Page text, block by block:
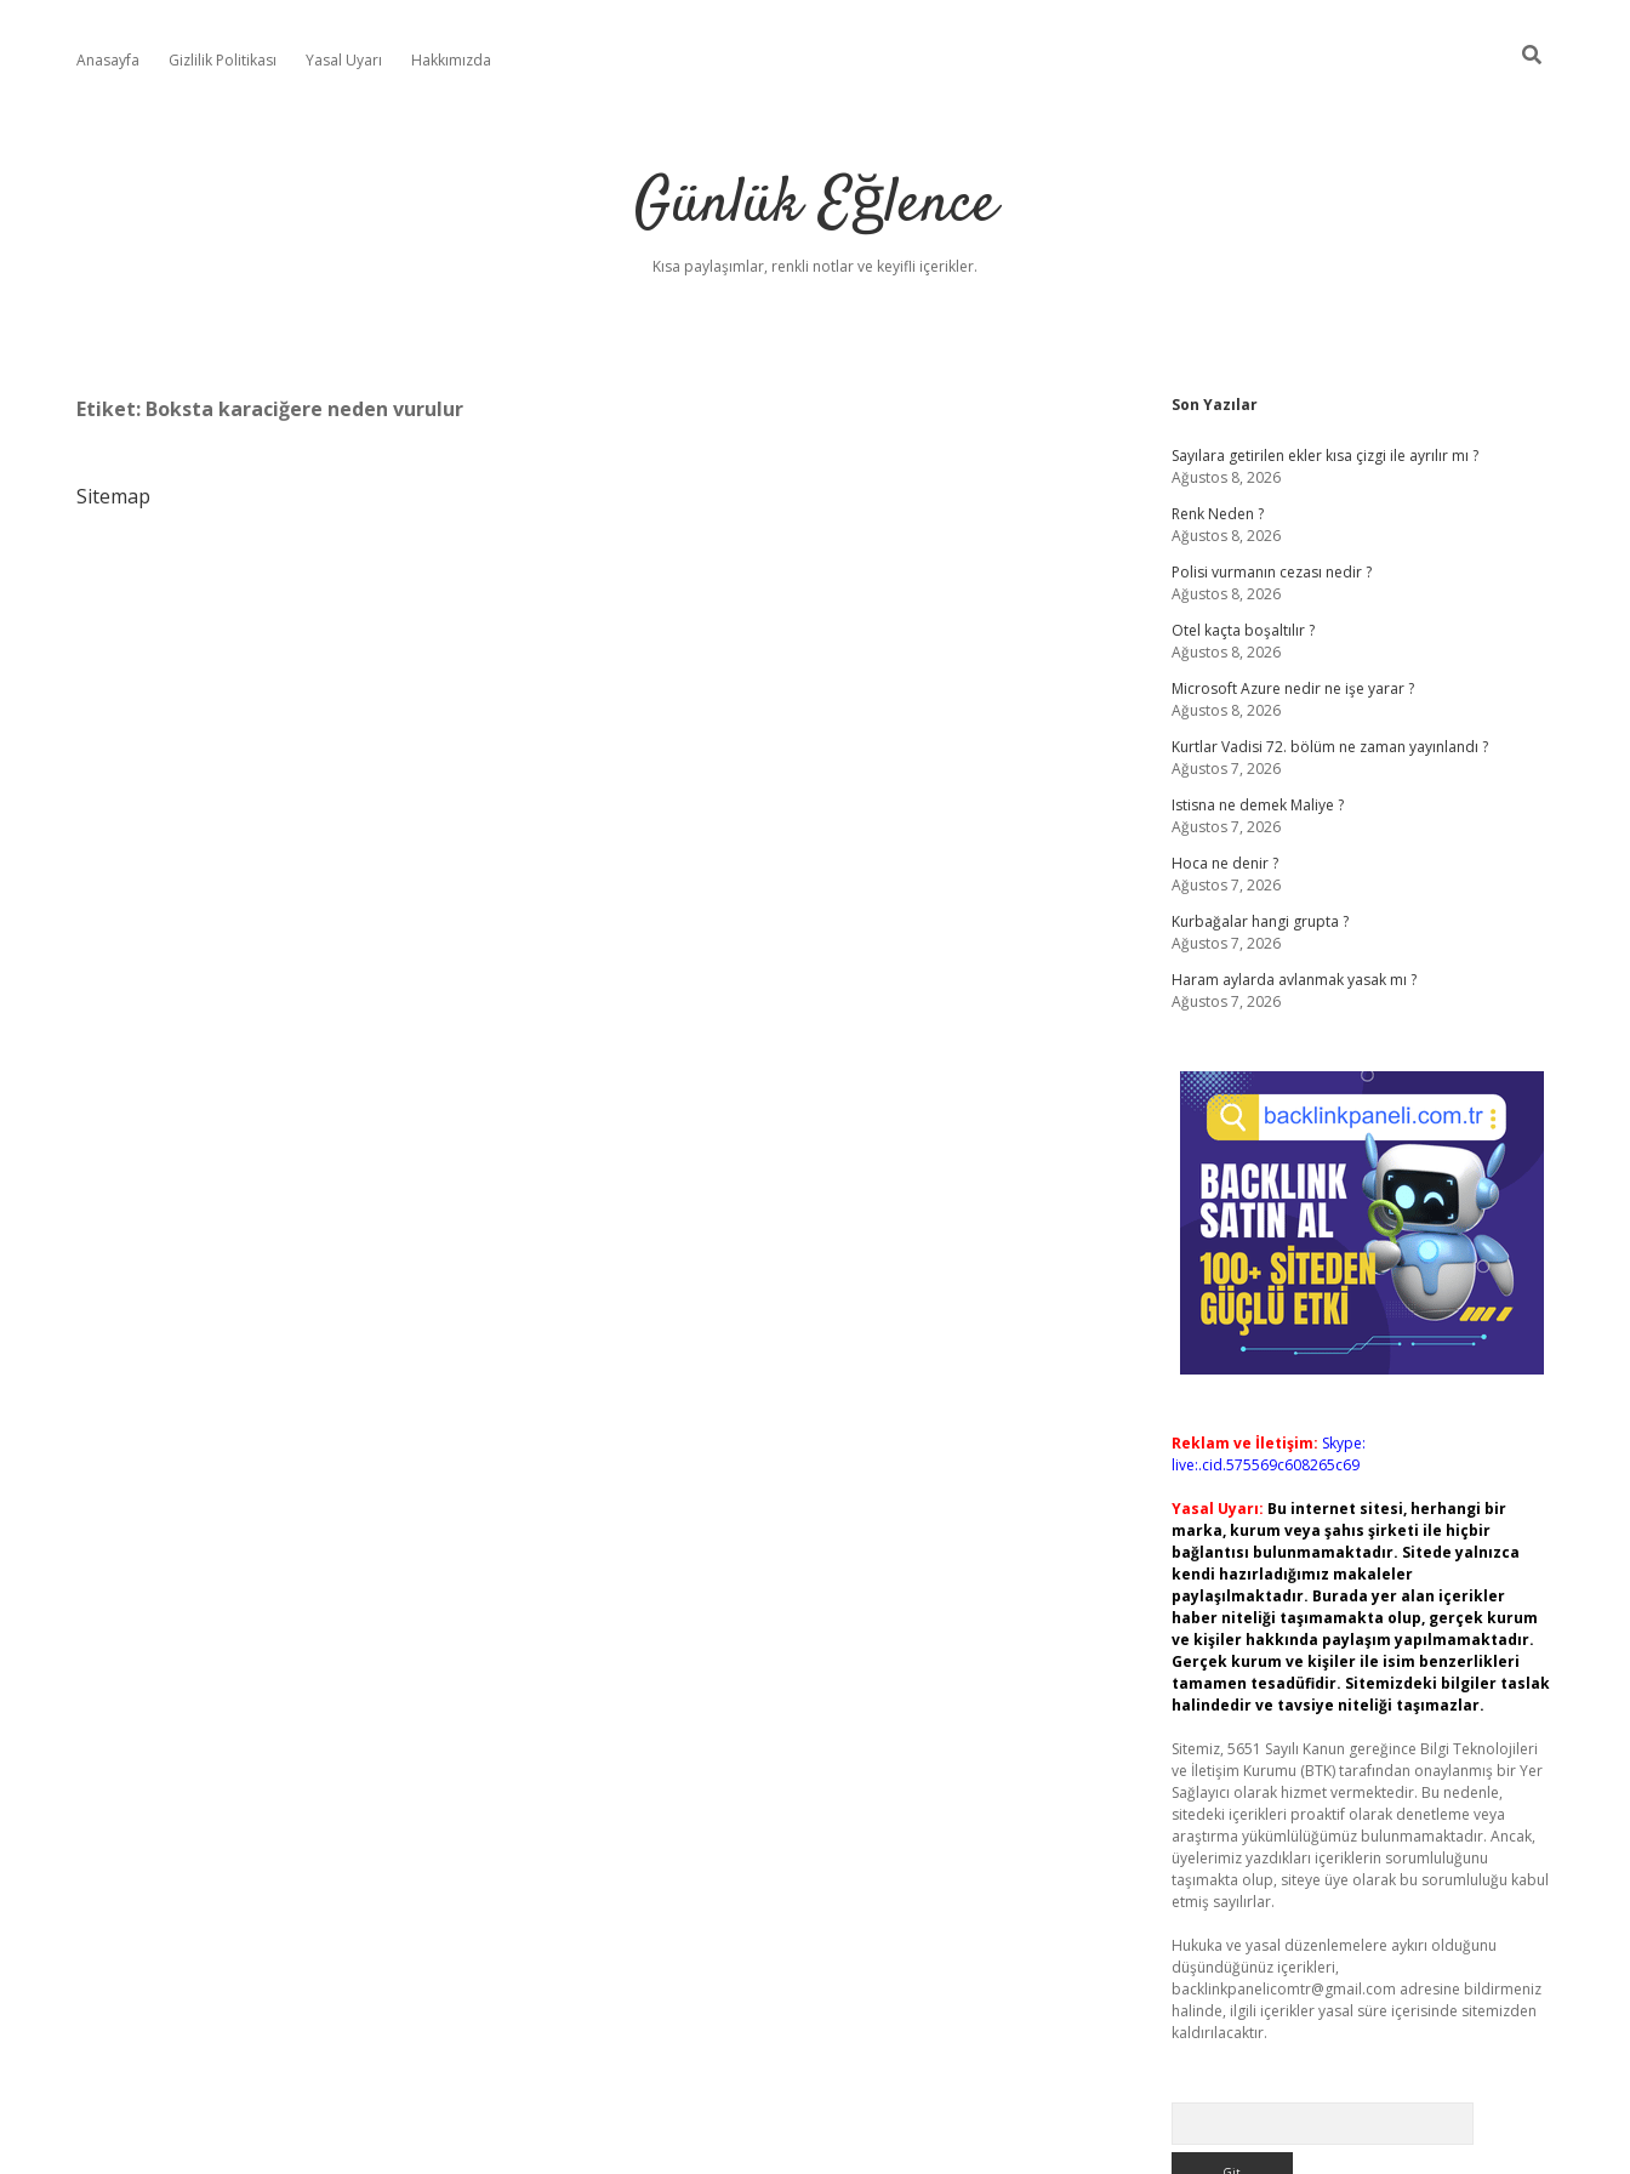
Anasayfa Gizlilik Politikası Yasal Uyarı Hakkımızda
Günlük Eğlence
Kısa paylaşımlar, renkli notlar ve keyifli içerikler.
Etiket: Boksta karaciğere neden vurulur
Sitemap
Sidebar
Son Yazılar
Sayılara getirilen ekler kısa çizgi ile ayrılır mı ?
Ağustos 8, 2026
Renk Neden ?
Ağustos 8, 2026
Polisi vurmanın cezası nedir ?
Ağustos 8, 2026
Otel kaçta boşaltılır ?
Ağustos 8, 2026
Microsoft Azure nedir ne işe yarar ?
Ağustos 8, 2026
Kurtlar Vadisi 72. bölüm ne zaman yayınlandı ?
Ağustos 7, 2026
Istisna ne demek Maliye ?
Ağustos 7, 2026
Hoca ne denir ?
Ağustos 7, 2026
Kurbağalar hangi grupta ?
Ağustos 7, 2026
Haram aylarda avlanmak yasak mı ?
Ağustos 7, 2026
Reklam ve İletişim: Skype:
live:.cid.575569c608265c69
Yasal Uyarı: Bu internet sitesi, herhangi bir
marka, kurum veya şahıs şirketi ile hiçbir
bağlantısı bulunmamaktadır. Sitede yalnızca
kendi hazırladığımız makaleler
paylaşılmaktadır. Burada yer alan içerikler
haber niteliği taşımamakta olup, gerçek kurum
ve kişiler hakkında paylaşım yapılmamaktadır.
Gerçek kurum ve kişiler ile isim benzerlikleri
tamamen tesadüfidir. Sitemizdeki bilgiler taslak
halindedir ve tavsiye niteliği taşımazlar.
Sitemiz, 5651 Sayılı Kanun gereğince Bilgi Teknolojileri
ve İletişim Kurumu (BTK) tarafından onaylanmış bir Yer
Sağlayıcı olarak hizmet vermektedir. Bu nedenle,
sitedeki içerikleri proaktif olarak denetleme veya
araştırma yükümlülüğümüz bulunmamaktadır. Ancak,
üyelerimiz yazdıkları içeriklerin sorumluluğunu
taşımakta olup, siteye üye olarak bu sorumluluğu kabul
etmiş sayılırlar.
Hukuka ve yasal düzenlemelere aykırı olduğunu
düşündüğünüz içerikleri,
backlinkpanelicomtr@gmail.com adresine bildirmeniz
halinde, ilgili içerikler yasal süre içerisinde sitemizden
kaldırılacaktır.
tambet girişbonus veren bahis siteleri